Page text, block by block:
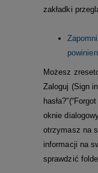
zakładki
Możesz
Zaloguj (Sign
oknie
otrzymasz na
informacji na
sprawdzić